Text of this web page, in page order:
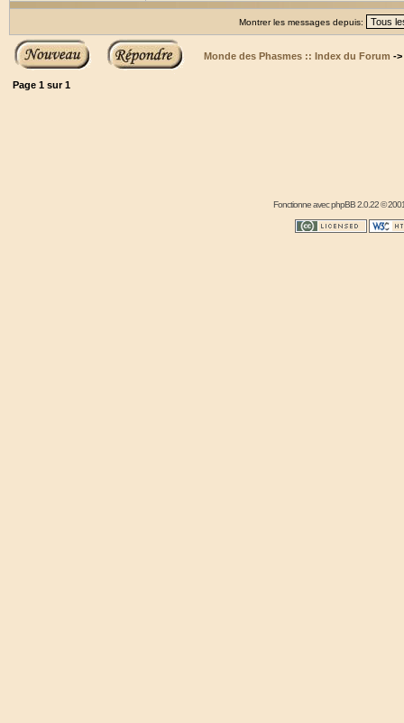
Montrer les messages depuis:
Monde des Phasmes :: Index du Forum ->
Page 1 sur1
Fonctionne avecphpBB2.0.22 ©